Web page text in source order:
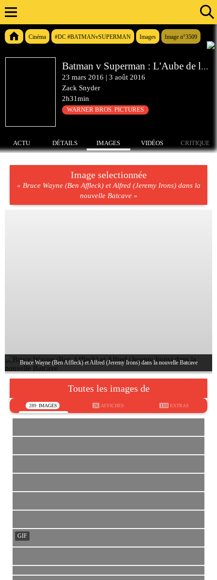
Cinéma #DC #BATMANvSUPERMAN Images Image n°3509
Batman v Superman : L'Aube de la Justice
23 mars 2016 | 3 août 2016
Zack Snyder
2h31min
WARNER BROS. PICTURES
ACTU DÉTAILS IMAGES VIDÉOS CRITIQUE
Image selectionnée
« Bruce Wayne (Ben Affleck) et Alfred (Jeremy Irons) dans la
nouvelle Batcave »
Bruce Wayne (Ben Affleck) et Alfred (Jeremy Irons) dans la nouvelle Batcave
Toutes les images de
289 IMAGES 26 AFFICHES 110 EXTRAS